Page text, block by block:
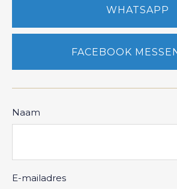
WHATSAPP
FACEBOOK
Naam
E-mailadres